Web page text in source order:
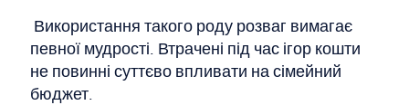
Використання такого роду розваг вимагає
певної мудрості. Втрачені під час ігор кошти
не повинні суттєво впливати на сімейний
бюджет.